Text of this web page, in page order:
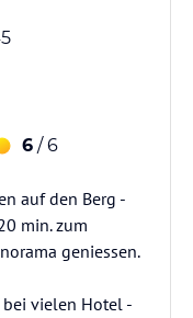
6 / 6
auf den Berg -
min. zum
geniessen.
bei vielen Hotel -